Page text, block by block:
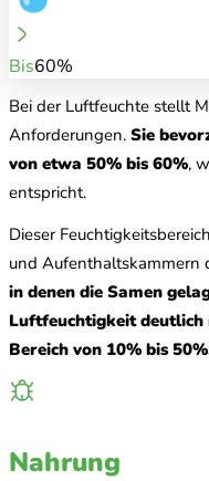
Bis60%
Bei der Luftfeuchte stellt
Anforderungen. Sie
von etwa 50% bis 60%,
entspricht.
Dieser
und Aufenthaltskammern
in denen die Samen
Luftfeuchtigkeit deutlich
Bereich von 10% bis
Nahrung